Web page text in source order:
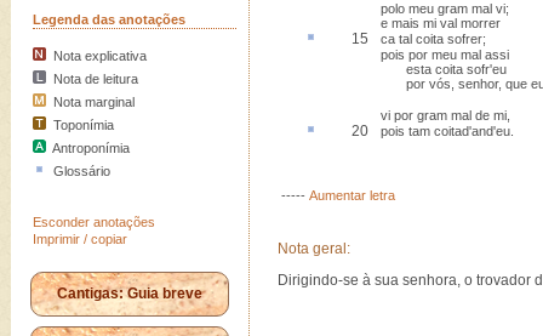
Legenda das anotações
Nota explicativa
Nota de leitura
Nota marginal
Toponímia
Antroponímia
Glossário
Esconder anotações
Imprimir / copiar
Cantigas: Guia breve
polo meu gram mal vi;
e mais mi val morrer
15 ca tal coita sofrer;
pois por meu mal assi
esta coita sofr'eu
por vós, senhor, que
vi por gram mal de mi,
20 pois tam coitad'and'eu.
----- Aumentar letra
Nota geral:
Dirigindo-se à sua senhora, o trovador